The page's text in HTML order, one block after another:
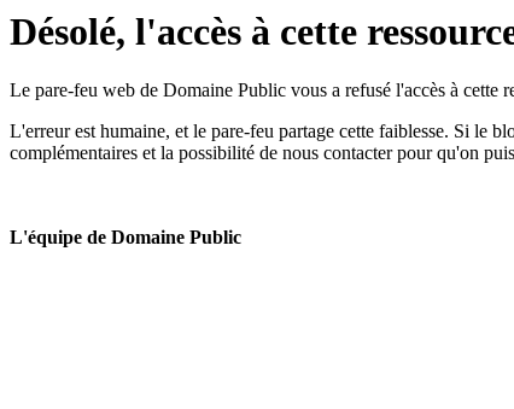
Désolé, l'accès à cette
Le pare-feu web de Domaine Public vous a refusé l'accès à cette
L'erreur est humaine, et le pare-feu partage cette faiblesse. Si le
complémentaires et la possibilité de nous contacter pour qu'on
L'équipe de Domaine Public